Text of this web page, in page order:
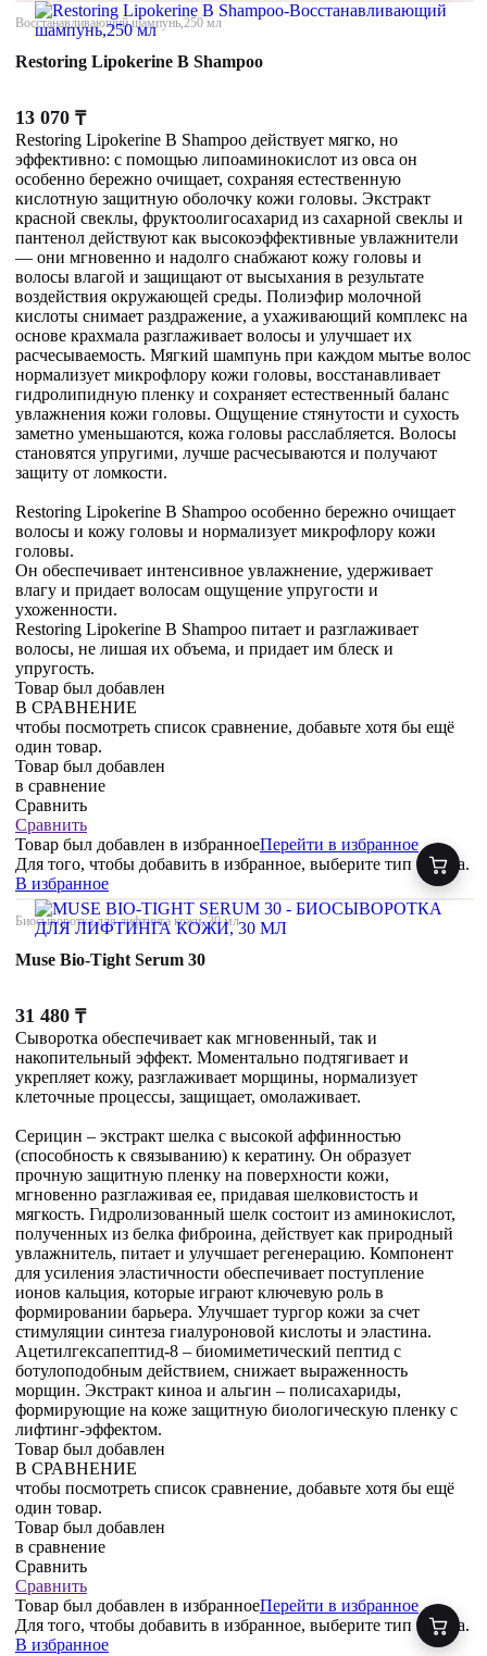
Восстанавливающий шампунь,250 мл
Restoring Lipokerine B Shampoo
13 070 ₸
Restoring Lipokerine B Shampoo действует мягко, но
эффективно: с помощью липоаминокислот из овса он
особенно бережно очищает, сохраняя естественную
кислотную защитную оболочку кожи головы. Экстракт
красной свеклы, фруктоолигосахарид из сахарной свеклы и
пантенол действуют как высокоэффективные увлажнители
— они мгновенно и надолго снабжают кожу головы и
волосы влагой и защищают от высыхания в результате
воздействия окружающей среды. Полиэфир молочной
кислоты снимает раздражение, а ухаживающий комплекс на
основе крахмала разглаживает волосы и улучшает их
расчесываемость. Мягкий шампунь при каждом мытье волос
нормализует микрофлору кожи головы, восстанавливает
гидролипидную пленку и сохраняет естественный баланс
увлажнения кожи головы. Ощущение стянутости и сухость
заметно уменьшаются, кожа головы расслабляется. Волосы
становятся упругими, лучше расчесываются и получают
защиту от ломкости.
Restoring Lipokerine B Shampoo особенно бережно очищает
волосы и кожу головы и нормализует микрофлору кожи
головы.
Он обеспечивает интенсивное увлажнение, удерживает
влагу и придает волосам ощущение упругости и
ухоженности.
Restoring Lipokerine B Shampoo питает и разглаживает
волосы, не лишая их объема, и придает им блеск и
упругость.
Товар был добавлен
В СРАВНЕНИЕ
чтобы посмотреть список сравнение, добавьте хотя бы ещё
один товар.
Товар был добавлен
в сравнение
Сравнить
Сравнить
Товар был добавлен в избранноеПерейти в избранное
Для того, чтобы добавить в избранное, выберите тип товара.
В избранное
Биосыворотка для лифтинга кожи, 30 мл
Muse Bio-Tight Serum 30
31 480 ₸
Сыворотка обеспечивает как мгновенный, так и
накопительный эффект. Моментально подтягивает и
укрепляет кожу, разглаживает морщины, нормализует
клеточные процессы, защищает, омолаживает.
Серицин – экстракт шелка с высокой аффинностью
(способность к связыванию) к кератину. Он образует
прочную защитную пленку на поверхности кожи,
мгновенно разглаживая ее, придавая шелковистость и
мягкость. Гидролизованный шелк состоит из аминокислот,
полученных из белка фиброина, действует как природный
увлажнитель, питает и улучшает регенерацию. Компонент
для усиления эластичности обеспечивает поступление
ионов кальция, которые играют ключевую роль в
формировании барьера. Улучшает тургор кожи за счет
стимуляции синтеза гиалуроновой кислоты и эластина.
Ацетилгексапептид-8 – биомиметический пептид с
ботулоподобным действием, снижает выраженность
морщин. Экстракт киноа и альгин – полисахариды,
формирующие на коже защитную биологическую пленку с
лифтинг-эффектом.
Товар был добавлен
В СРАВНЕНИЕ
чтобы посмотреть список сравнение, добавьте хотя бы ещё
один товар.
Товар был добавлен
в сравнение
Сравнить
Сравнить
Товар был добавлен в избранноеПерейти в избранное
Для того, чтобы добавить в избранное, выберите тип товара.
В избранное